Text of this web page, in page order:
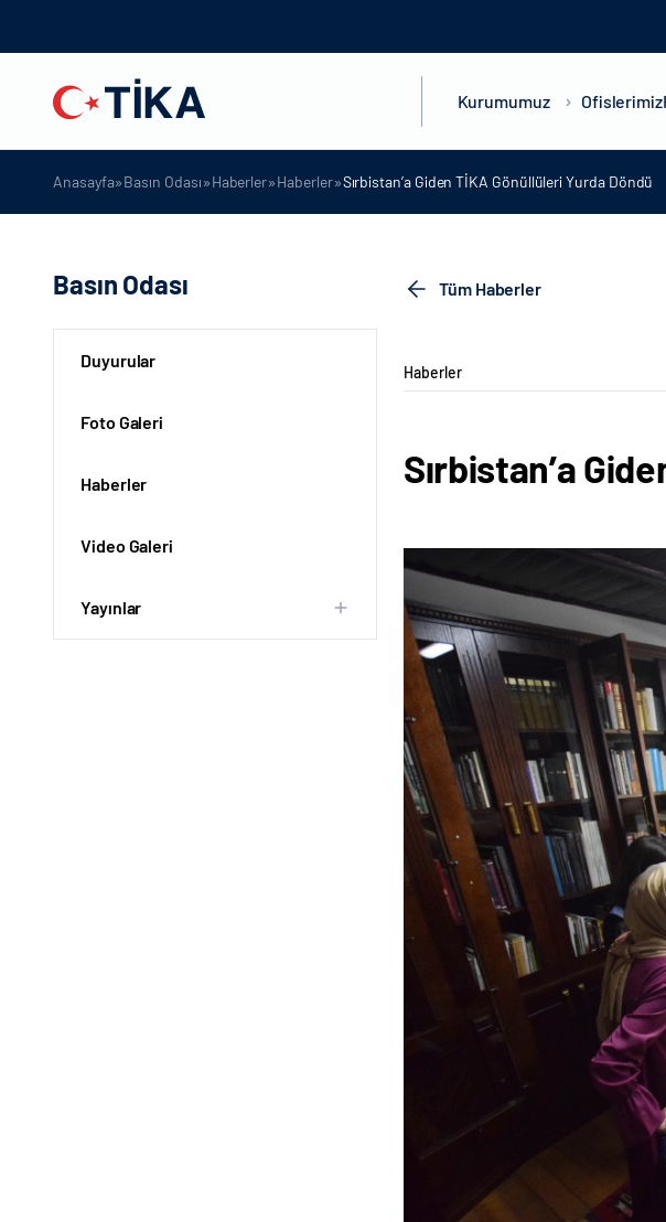
Kurumumuz Ofislerimiz
Anasayfa»Basın Odası»Haberler»Haberler»Sırbistan’a Giden TİKA Gönüllüleri Yurda Döndü
Basın Odası
Duyurular
Foto Galeri
Haberler
Video Galeri
Yayınlar
Tüm Haberler
Haberler
Sırbistan’a